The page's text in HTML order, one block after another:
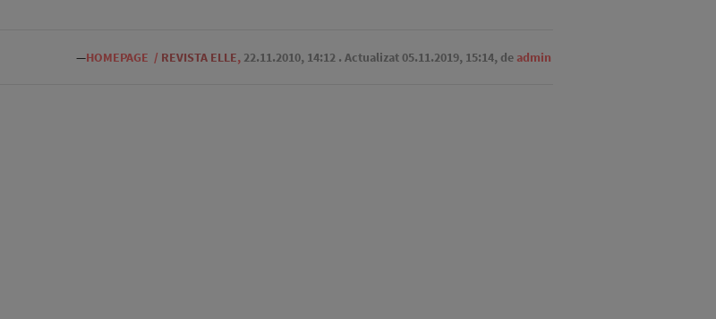
—HOMEPAGE / REVISTA ELLE, 22.11.2010, 14:12 . Actualizat 05.11.2019, 15:14, de admin